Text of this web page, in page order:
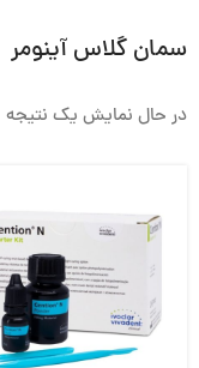
سمان گلاس آینومر
در حال نمایش یک نتیجه